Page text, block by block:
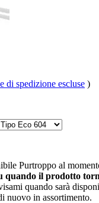
di spedizione escluse )
Purtroppo al
quando il prodotto
quando sarà
nuovo in assortimento.